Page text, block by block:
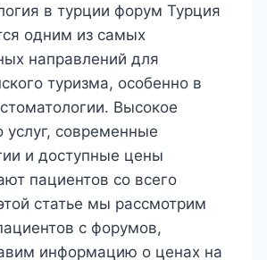
в турции форум Турция
одним из самых
направлений для
туризма, особенно в
Высокое
услуг, современные
и доступные цены
пациентов со всего
статье мы рассмотрим
с форумов,
информацию о ценах на